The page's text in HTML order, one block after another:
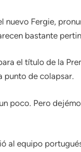
nuevo Fergie,
bastante
el título de la
punto de colapsar.
poco. Pero
al equipo